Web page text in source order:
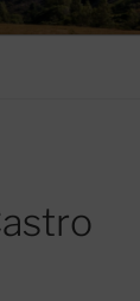
DEL
DE